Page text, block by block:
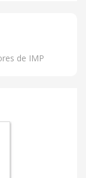
de IMP